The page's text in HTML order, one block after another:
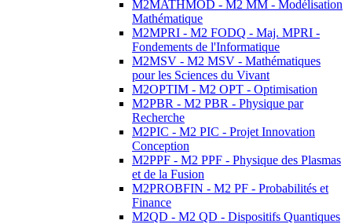
M2MATHMOD - M2 MM - Modélisation
Mathématique
M2MPRI - M2 FODQ - Maj. MPRI -
Fondements de l'Informatique
M2MSV - M2 MSV - Mathématiques
pour les Sciences du Vivant
M2OPTIM - M2 OPT - Optimisation
M2PBR - M2 PBR - Physique par
Recherche
M2PIC - M2 PIC - Projet Innovation
Conception
M2PPF - M2 PPF - Physique des Plasmas
et de la Fusion
M2PROBFIN - M2 PF - Probabilités et
Finance
M2QD - M2 QD - Dispositifs Quantiques